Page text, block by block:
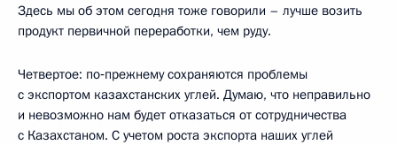
Здесь мы об этом сегодня тоже говорили – лучше возить
продукт первичной переработки, чем руду.
Четвертое: по‑прежнему сохраняются проблемы
с экспортом казахстанских углей. Думаю, что неправильно
и невозможно нам будет отказаться от сотрудничества
с Казахстаном. С учетом роста экспорта наших углей